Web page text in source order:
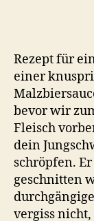
Rezept für
einer
bevor wir
Fleisch
dein
schröpfen.
geschnitten
vergiss